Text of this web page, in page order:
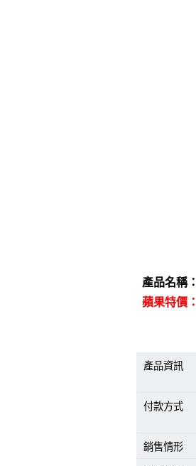
產品名稱
蘋果特價
產品資訊
付款方式
銷售情形